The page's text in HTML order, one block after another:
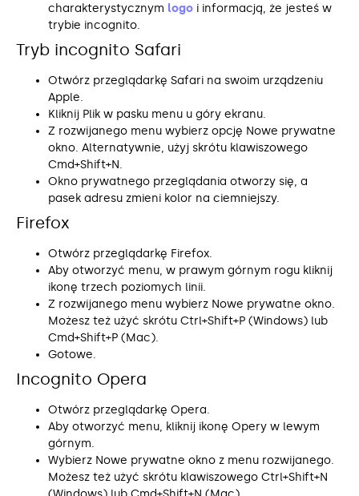
charakterystycznym logo i informacją, że jesteś w
trybie incognito.
Tryb incognito Safari
Otwórz przeglądarkę Safari na swoim urządzeniu
Apple.
Kliknij Plik w pasku menu u góry ekranu.
Z rozwijanego menu wybierz opcję Nowe prywatne
okno. Alternatywnie, użyj skrótu klawiszowego
Cmd+Shift+N.
Okno prywatnego przeglądania otworzy się, a
pasek adresu zmieni kolor na ciemniejszy.
Firefox
Otwórz przeglądarkę Firefox.
Aby otworzyć menu, w prawym górnym rogu kliknij
ikonę trzech poziomych linii.
Z rozwijanego menu wybierz Nowe prywatne okno.
Możesz też użyć skrótu Ctrl+Shift+P (Windows) lub
Cmd+Shift+P (Mac).
Gotowe.
Incognito Opera
Otwórz przeglądarkę Opera.
Aby otworzyć menu, kliknij ikonę Opery w lewym
górnym.
Wybierz Nowe prywatne okno z menu rozwijanego.
Możesz też użyć skrótu klawiszowego Ctrl+Shift+N